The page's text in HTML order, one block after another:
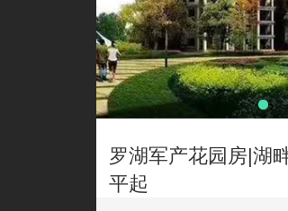
罗湖军产花园房|湖
平起